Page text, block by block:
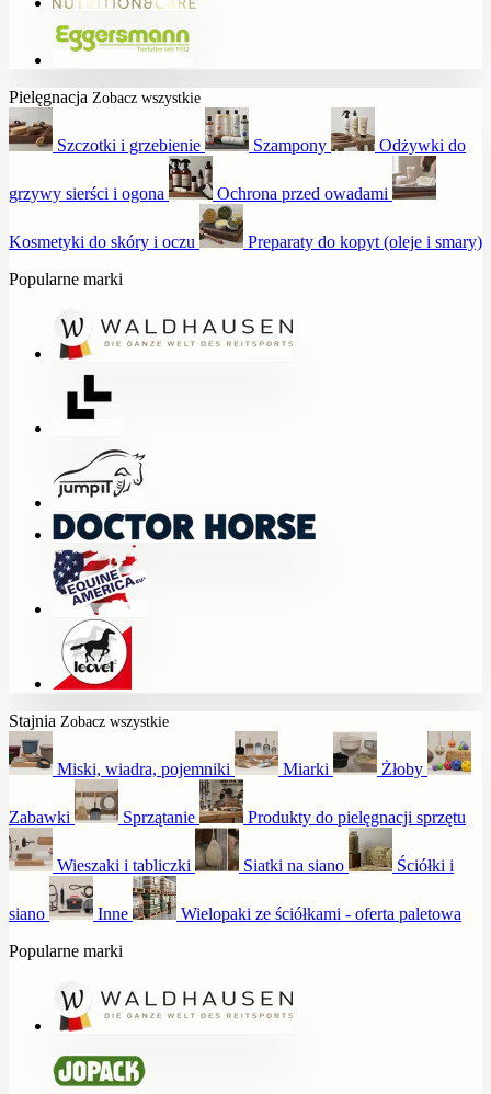
Pielęgnacja Zobacz wszystkie
Szczotki i grzebienie Szampony Odżywki do
grzywy sierści i ogona Ochrona przed owadami
Kosmetyki do skóry i oczu
Preparaty do kopyt (oleje i smary)
Popularne marki
Stajnia Zobacz wszystkie
Miski, wiadra, pojemniki Miarki Żłoby
Zabawki Sprzątanie Produkty do pielęgnacji sprzętu
Wieszaki i tabliczki Siatki na siano Ściółki i
siano Inne
Wielopaki ze ściółkami - oferta paletowa
Popularne marki